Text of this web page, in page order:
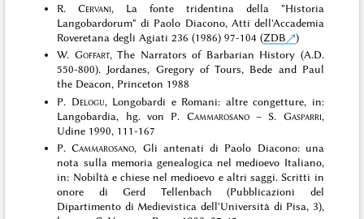
R.Cervani, La fonte tridentina della "Historia
Langobardorum" di Paolo Diacono, Atti dell'Accademia
Roveretana degli Agiati 236 (1986) 97-104 (ZDB
)
W. Goffart, The Narrators of Barbarian History (A.D.
550-800). Jordanes, Gregory of Tours, Bede and Paul
the Deacon, Princeton 1988
P. Delogu, Longobardi e Romani: altre congetture, in:
Langobardia, hg. von P. Cammarosano– S. Gasparri,
Udine 1990, 111-167
P.Cammarosano, Gli antenati di Paolo Diacono: una
nota sulla memoria genealogica nel medioevo Italiano,
in: Nobiltà e chiese nel medioevo e altri saggi. Scritti in
onore di Gerd Tellenbach (Pubblicazioni del
Dipartimento di Medievistica dell'Università di Pisa, 3),